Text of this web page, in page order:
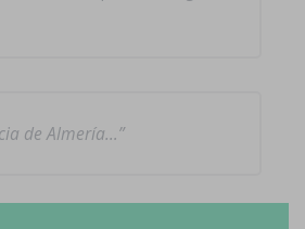
de Almería…